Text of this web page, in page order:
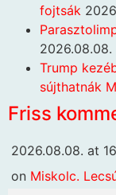
fojtsák
2026.08.08.
Trump
sújthatnák
Friss
2026.08.08. at
on Miskolc.